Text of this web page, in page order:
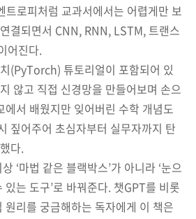
로피처럼 교과서에서는 어렵게만 보
결되면서 CNN, RNN, LSTM, 트랜스
어진다.
(PyTorch) 튜토리얼이 포함되어 있
않고 직접 신경망을 만들어보며 손으
에서 배웠지만 잊어버린 수학 개념도
짚어주어 초심자부터 실무자까지 탄
다.
‘마법 같은 블랙박스’가 아니라 ‘눈으
는 도구’로 바꿔준다. 챗GPT를 비롯
원리를 궁금해하는 독자에게 이 책은